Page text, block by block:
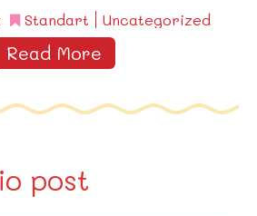
Standart Uncategorized
Read More
post